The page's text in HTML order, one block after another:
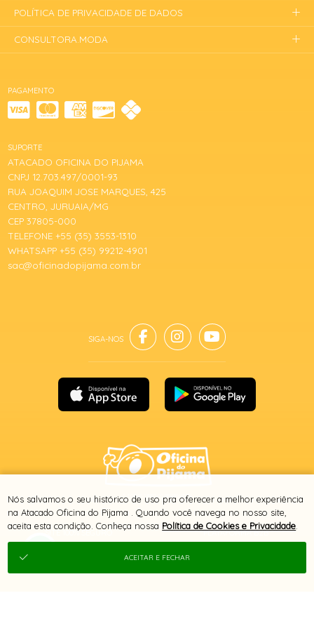
PAGAMENTO
SITE 100% SEGURO PLATAFORMA B2B
SUPORTE
ATACADO OFICINA DO PIJAMA
CNPJ 12.703.497/0001-93
RUA JOAQUIM JOSE MARQUES, 425
CENTRO, JURUAIA/MG
CEP 37805-000
TELEFONE +55 (35) 3553-1310
WHATSAPP +55 (35) 99212-4901
sac@oficinadopijama.com.br
POLÍTICA DE PRIVACIDADE DE DADOS
CONSULTORA.MODA
® TODOS DIREITOS RESERVADOS
Nós salvamos o seu histórico de uso pra oferecer a melhor experiência
na Atacado Oficina do Pijama . Quando você navega no nosso site,
aceita esta condição. Conheça nossa Política de Cookies e Privacidade
ACEITAR E FECHAR